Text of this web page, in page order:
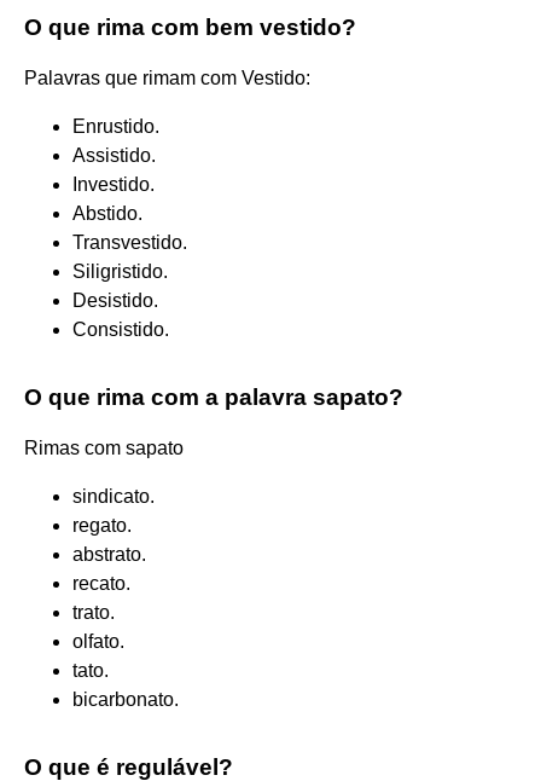
O que rima com bem vestido?
Palavras que rimam com Vestido:
Enrustido.
Assistido.
Investido.
Abstido.
Transvestido.
Siligristido.
Desistido.
Consistido.
O que rima com a palavra sapato?
Rimas com sapato
sindicato.
regato.
abstrato.
recato.
trato.
olfato.
tato.
bicarbonato.
O que é regulável?